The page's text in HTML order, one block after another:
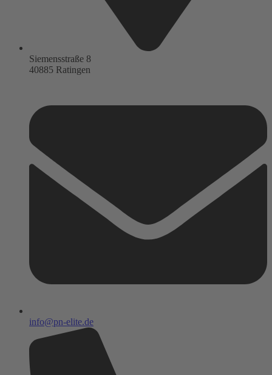
Siemensstraße 8
40885 Ratingen
info@pn-elite.de